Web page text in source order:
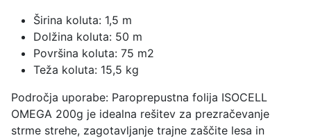
C
E
L
Širina koluta: 1,5 m
Dolžina koluta: 50 m
Površina koluta: 75 m2
Teža koluta: 15,5 kg
Področja uporabe: Paroprepustna folija ISOCELL
OMEGA 200g je idealna rešitev za prezračevanje
strme strehe, zagotavljanje trajne zaščite lesa in